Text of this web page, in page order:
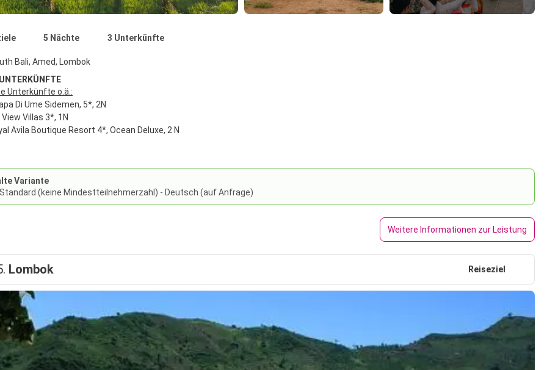
5 Nächte 3 Unterkünfte
Bali, Amed, Lombok
Unterkünfte o.ä.:
Di Ume Sidemen, 5*, 2N
Villas 3*, 1N
Avila Boutique Resort 4*, Ocean Deluxe, 2 N
Variante
(keine Mindestteilnehmerzahl) - Deutsch (auf Anfrage)
Weitere Informationen zur Leistung
Lombok Reiseziel